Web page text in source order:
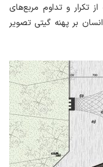
و تداوم مربع‌های
بر پهنه گیتی تصویر